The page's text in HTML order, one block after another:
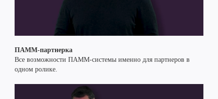
ПАММ-партнерка
Все возможности ПАММ-системы именно для партнеров в
одном ролике.